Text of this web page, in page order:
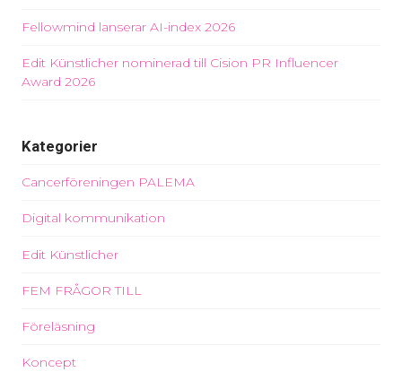
Fellowmind lanserar AI-index 2026
Edit Künstlicher nominerad till Cision PR Influencer
Award 2026
Kategorier
Cancerföreningen PALEMA
Digital kommunikation
Edit Künstlicher
FEM FRÅGOR TILL
Föreläsning
Koncept